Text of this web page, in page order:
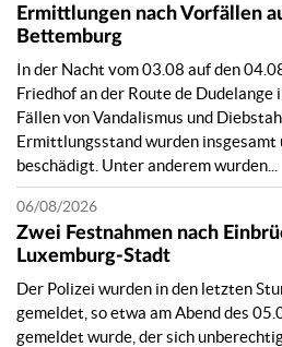
fournir des informations sur ces
police recherche deux
jour qui, le 7 mars 2026 entre
retiré de l'argent à un
Wiltz à l'aide de cartes
personnes pouvant fournir des
l'identité des individus figurant
disposant d'autres
de contacter le commissariat de
: 📞 (+352) 244 89 1000 📧
police.ardennes@police.etat.lu ℹ️
https://police.public.lu/en/
pers-rech/2026/08/appel-
woltz.html
Ermittlungen nach Vorfällen
Bettemburg
In der Nacht vom 03.08 auf den
Friedhof an der Route de
Fällen von Vandalismus und
Ermittlungsstand wurden insgesamt
beschädigt. Unter anderem wurden...
Zwei Festnahmen nach
Luxemburg-Stadt
06/08/2026
Der Polizei wurden in den letzten
gemeldet, so etwa am Abend des
gemeldet wurde, der sich